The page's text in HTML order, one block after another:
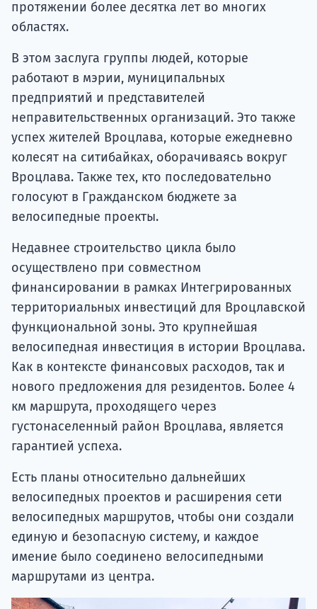
протяжении более десятка лет во многих
областях.
В этом заслуга группы людей, которые
работают в мэрии, муниципальных
предприятий и представителей
неправительственных организаций. Это также
успех жителей Вроцлава, которые ежедневно
колесят на ситибайках, оборачиваясь вокруг
Вроцлава. Также тех, кто последовательно
голосуют в Гражданском бюджете за
велосипедные проекты.
Недавнее строительство цикла было
осуществлено при совместном
финансировании в рамках Интегрированных
территориальных инвестиций для Вроцлавской
функциональной зоны. Это крупнейшая
велосипедная инвестиция в истории Вроцлава.
Как в контексте финансовых расходов, так и
нового предложения для резидентов. Более 4
км маршрута, проходящего через
густонаселенный район Вроцлава, является
гарантией успеха.
Есть планы относительно дальнейших
велосипедных проектов и расширения сети
велосипедных маршрутов, чтобы они создали
единую и безопасную систему, и каждое
имение было соединено велосипедными
маршрутами из центра.